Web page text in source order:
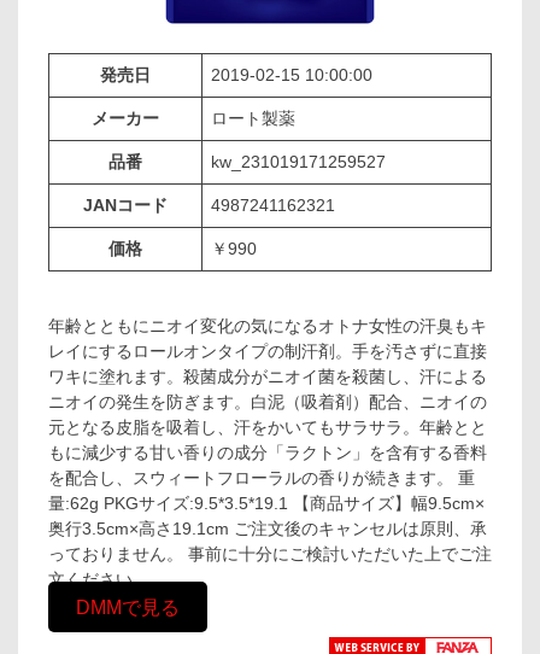
発売日 2019-02-15 10:00:00
メーカー ロート製薬
品番 kw_231019171259527
JANコード 4987241162321
価格 ￥990
年齢とともにニオイ変化の気になるオトナ女性の汗臭もキ
レイにするロールオンタイプの制汗剤。手を汚さずに直接
ワキに塗れます。殺菌成分がニオイ菌を殺菌し、汗による
ニオイの発生を防ぎます。白泥（吸着剤）配合、ニオイの
元となる皮脂を吸着し、汗をかいてもサラサラ。年齢とと
もに減少する甘い香りの成分「ラクトン」を含有する香料
を配合し、スウィートフローラルの香りが続きます。 重
量:62g PKGサイズ:9.5*3.5*19.1 【商品サイズ】幅9.5cm×
奥行3.5cm×高さ19.1cm ご注文後のキャンセルは原則、承
っておりません。 事前に十分にご検討いただいた上でご注
文ください。
DMMで見る